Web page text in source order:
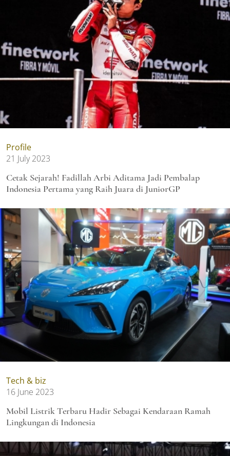
Profile
21 July 2023
Cetak Sejarah! Fadillah Arbi Aditama Jadi Pembalap
Indonesia Pertama yang Raih Juara di JuniorGP
Tech & biz
16 June 2023
Mobil Listrik Terbaru Hadir Sebagai Kendaraan Ramah
Lingkungan di Indonesia